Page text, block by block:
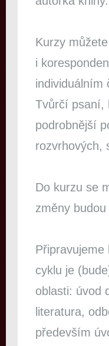
Kurzy
i
individuálním
Tvůrčí psaní,
podrobnější
rozvrhových,
Do kurzu se
změny
cyklu je
oblasti: úvod
literatura,
především